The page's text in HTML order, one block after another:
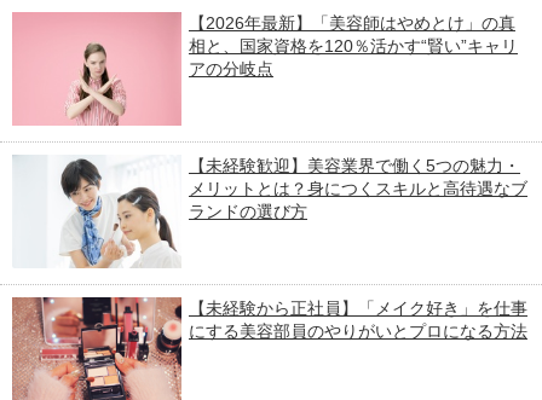
【2026年最新】「美容師はやめとけ」の真
相と、国家資格を120％活かす“賢い”キャリ
アの分岐点
【未経験歓迎】美容業界で働く5つの魅力・
メリットとは？身につくスキルと高待遇なブ
ランドの選び方
【未経験から正社員】「メイク好き」を仕事
にする美容部員のやりがいとプロになる方法